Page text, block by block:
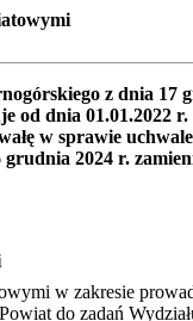
z dnia
od dnia 01.01.2022
w sprawie
2024 r.
w zakresie
do zadań